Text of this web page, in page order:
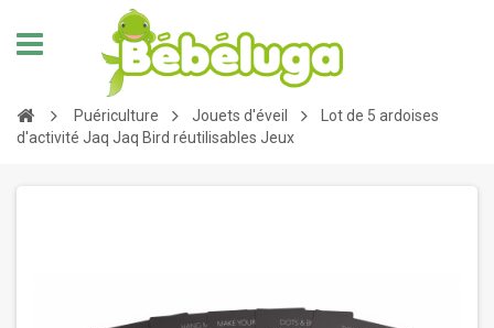
Puériculture Jouets d'éveil
Lot de 5 ardoises
d'activité Jaq Jaq Bird réutilisables Jeux